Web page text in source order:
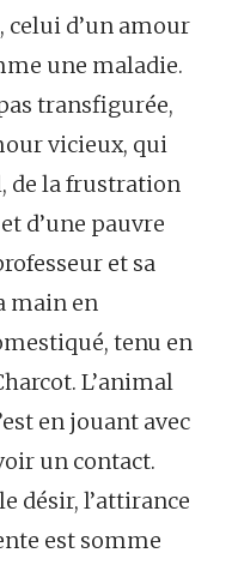
celui d’un amour
une maladie.
transfigurée,
vicieux, qui
de la frustration
d’une pauvre
et sa
main en
tenu en
L’animal
en jouant avec
un contact.
désir, l’attirance
est somme